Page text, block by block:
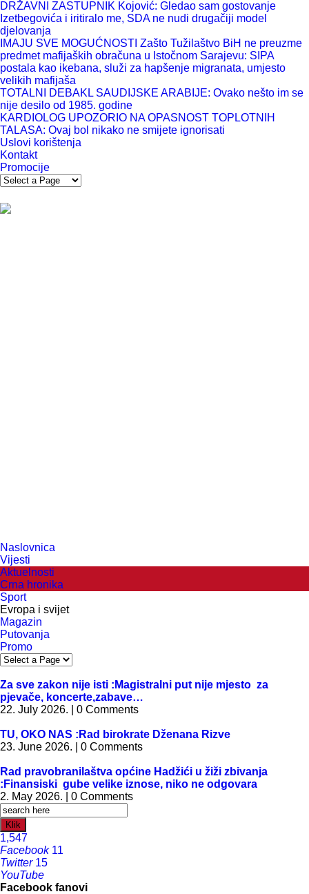
DRŽAVNI ZASTUPNIK Kojović: Gledao sam gostovanje
Izetbegovića i iritiralo me, SDA ne nudi drugačiji model
djelovanja
IMAJU SVE MOGUĆNOSTI Zašto Tužilaštvo BiH ne preuzme
predmet mafijaških obračuna u Istočnom Sarajevu: SIPA
postala kao ikebana, služi za hapšenje migranata, umjesto
velikih mafijaša
TOTALNI DEBAKL SAUDIJSKE ARABIJE: Ovako nešto im se
nije desilo od 1985. godine
KARDIOLOG UPOZORIO NA OPASNOST TOPLOTNIH
TALASA: Ovaj bol nikako ne smijete ignorisati
Uslovi korištenja
Kontakt
Promocije
Naslovnica
Vijesti
Aktuelnosti
Crna hronika
Sport
Evropa i svijet
Magazin
Putovanja
Promo
Za sve zakon nije isti :Magistralni put nije mjesto za
pjevače, koncerte,zabave…
22. July 2026. | 0 Comments
TU, OKO NAS :Rad birokrate Dženana Rizve
23. June 2026. | 0 Comments
Rad pravobranilaštva općine Hadžići u žiži zbivanja
:Finansiski gube velike iznose, niko ne odgovara
2. May 2026. | 0 Comments
Klik
1,547
Facebook 11
Twitter 15
YouTube
Facebook fanovi